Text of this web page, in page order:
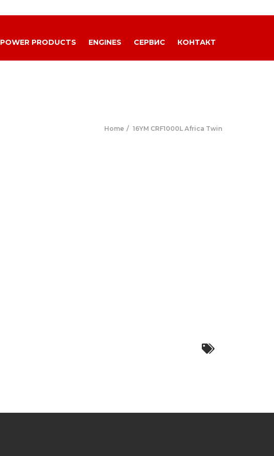
POWER PRODUCTS ENGINES СЕРВИС КОНТАКТ
Home 16YM CRF1000L Africa Twin